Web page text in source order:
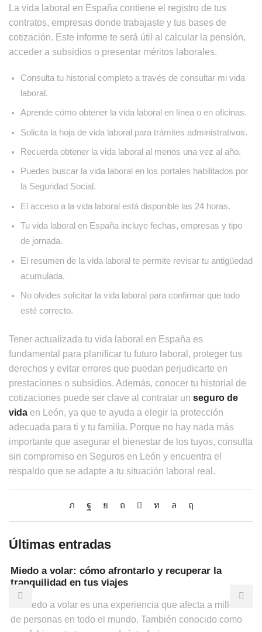
La vida laboral en España contiene el registro de tus
contratos, empresas donde trabajaste y tus bases de
cotización. Este informe te será útil al calcular la pensión,
acceder a subsidios o presentar méritos laborales.
Consulta tu historial completo a través de consultar mi vida
laboral.
Aprende cómo obtener la vida laboral en línea o en oficinas.
Solicita la hoja de vida laboral para trámites administrativos.
Recuerda obtener la vida laboral al menos una vez al año.
Puedes buscar la vida laboral en los portales habilitados por
la Seguridad Social.
El acceso a la vida laboral está disponible las 24 horas.
Tu vida laboral en España incluye fechas, empresas y tipo
de jornada.
El resumen de la vida laboral te permite revisar tu antigüedad
acumulada.
No olvides solicitar la vida laboral para confirmar que todo
esté correcto.
Tener actualizada tu vida laboral en España es
fundamental para planificar tu futuro laboral, proteger tus
derechos y evitar errores que puedan perjudicarte en
prestaciones o subsidios. Además, conocer tu historial de
cotizaciones puede ser clave al contratar un seguro de
vida en León, ya que te ayuda a elegir la protección
adecuada para ti y tu familia. Porque no hay nada más
importante que asegurar el bienestar de los tuyos, consulta
sin compromiso en Seguros en León y encuentra el
respaldo que se adapte a tu situación laboral real.
Últimas entradas
Miedo a volar: cómo afrontarlo y recuperar la
tranquilidad en tus viajes
El miedo a volar es una experiencia que afecta a millones
de personas en todo el mundo. También conocido como